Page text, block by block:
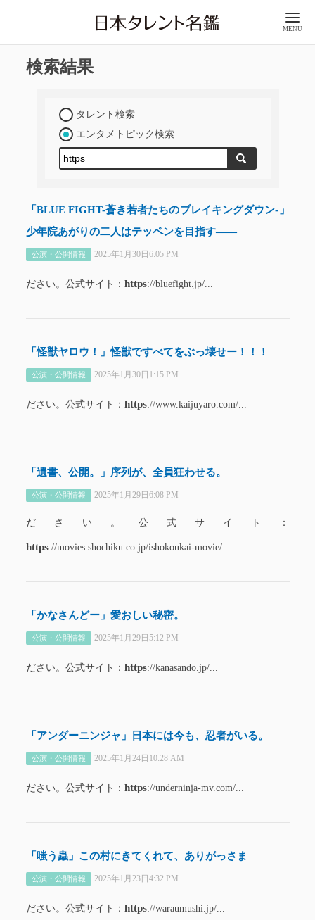
MENU
検索結果
タレント検索
エンタメトピック検索
「BLUE FIGHT-蒼き若者たちのブレイキングダウン-」
少年院あがりの二人はテッペンを目指す――
公演・公開情報 2025年1月30日6:05 PM
ださい。公式サイト： https://bluefight.jp/...
「怪獣ヤロウ！」怪獣ですべてをぶっ壊せー！！！
公演・公開情報 2025年1月30日1:15 PM
ださい。公式サイト： https://www.kaijuyaro.com/...
「遺書、公開。」序列が、全員狂わせる。
公演・公開情報 2025年1月29日6:08 PM
ださい。公式サイト：
https://movies.shochiku.co.jp/ishokoukai-movie/...
「かなさんどー」愛おしい秘密。
公演・公開情報 2025年1月29日5:12 PM
ださい。公式サイト： https://kanasando.jp/...
「アンダーニンジャ」日本には今も、忍者がいる。
公演・公開情報 2025年1月24日10:28 AM
ださい。公式サイト： https://underninja-mv.com/...
「嗤う蟲」この村にきてくれて、ありがっさま
公演・公開情報 2025年1月23日4:32 PM
ださい。公式サイト： https://waraumushi.jp/...